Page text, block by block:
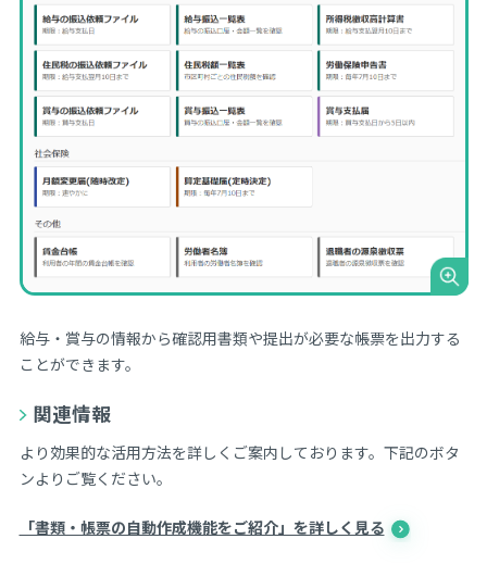
給与・賞与の情報から確認用書類や提出が必要な帳票を出力する
ことができます。
関連情報
より効果的な活用方法を詳しくご案内しております。下記のボタ
ンよりご覧ください。
「書類・帳票の自動作成機能をご紹介」を詳しく見る